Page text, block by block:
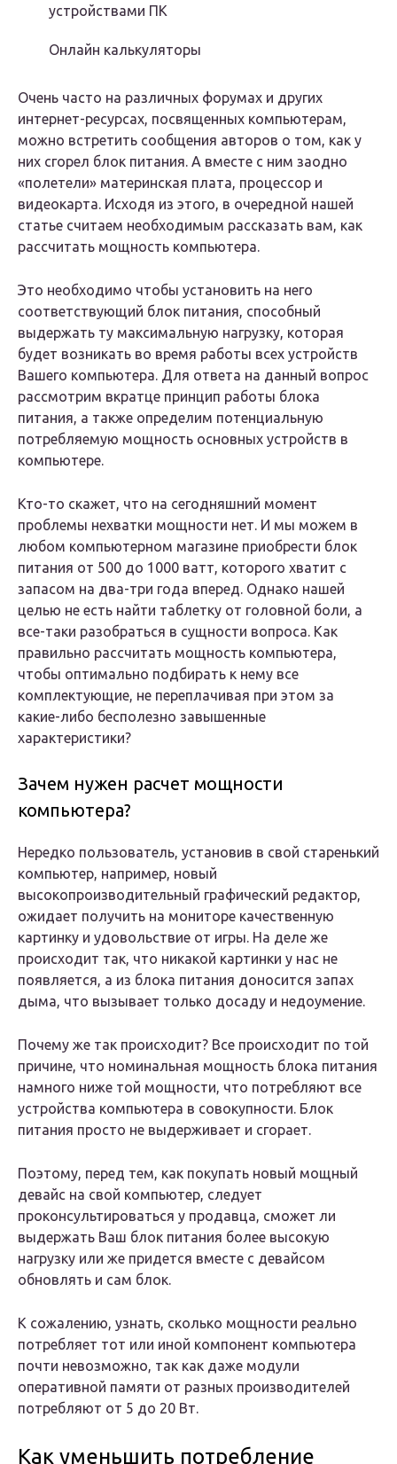
устройствами ПК
Онлайн калькуляторы
Очень часто на различных форумах и других
интернет-ресурсах, посвященных компьютерам,
можно встретить сообщения авторов о том, как у
них сгорел блок питания. А вместе с ним заодно
«полетели» материнская плата, процессор и
видеокарта. Исходя из этого, в очередной нашей
статье считаем необходимым рассказать вам, как
рассчитать мощность компьютера.
Это необходимо чтобы установить на него
соответствующий блок питания, способный
выдержать ту максимальную нагрузку, которая
будет возникать во время работы всех устройств
Вашего компьютера. Для ответа на данный вопрос
рассмотрим вкратце принцип работы блока
питания, а также определим потенциальную
потребляемую мощность основных устройств в
компьютере.
Кто-то скажет, что на сегодняшний момент
проблемы нехватки мощности нет. И мы можем в
любом компьютерном магазине приобрести блок
питания от 500 до 1000 ватт, которого хватит с
запасом на два-три года вперед. Однако нашей
целью не есть найти таблетку от головной боли, а
все-таки разобраться в сущности вопроса. Как
правильно рассчитать мощность компьютера,
чтобы оптимально подбирать к нему все
комплектующие, не переплачивая при этом за
какие-либо бесполезно завышенные
характеристики?
Зачем нужен расчет мощности
компьютера?
Нередко пользователь, установив в свой старенький
компьютер, например, новый
высокопроизводительный графический редактор,
ожидает получить на мониторе качественную
картинку и удовольствие от игры. На деле же
происходит так, что никакой картинки у нас не
появляется, а из блока питания доносится запах
дыма, что вызывает только досаду и недоумение.
Почему же так происходит? Все происходит по той
причине, что номинальная мощность блока питания
намного ниже той мощности, что потребляют все
устройства компьютера в совокупности. Блок
питания просто не выдерживает и сгорает.
Поэтому, перед тем, как покупать новый мощный
девайс на свой компьютер, следует
проконсультироваться у продавца, сможет ли
выдержать Ваш блок питания более высокую
нагрузку или же придется вместе с девайсом
обновлять и сам блок.
К сожалению, узнать, сколько мощности реально
потребляет тот или иной компонент компьютера
почти невозможно, так как даже модули
оперативной памяти от разных производителей
потребляют от 5 до 20 Вт.
Как уменьшить потребление